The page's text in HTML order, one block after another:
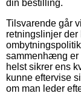
din bestilling.
Tilsvarende går
retningslinjer der
sammenhæng er
helst sikrer ens
kunne eftervise
om man leder